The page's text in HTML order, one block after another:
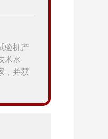
验机产
术水
，并获